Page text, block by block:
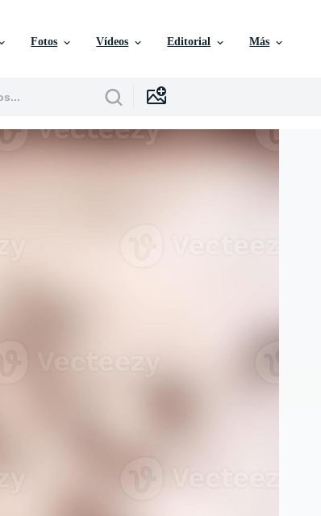
Fotos Vídeos Editorial Más